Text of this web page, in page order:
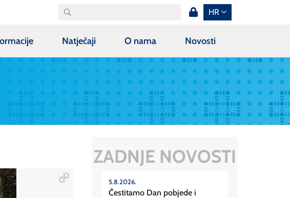
HR
Natječaji O nama Novosti
ZADNJE NOVOSTI
5.8.2026.
Čestitamo Dan pobjede i